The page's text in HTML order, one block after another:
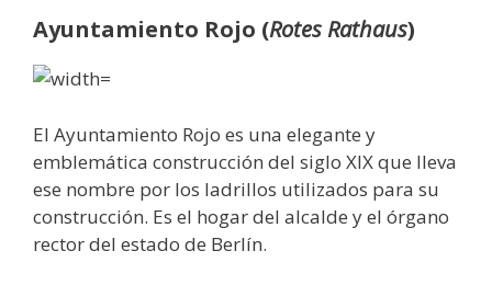
Ayuntamiento Rojo (Rotes Rathaus)
El Ayuntamiento Rojo es una elegante y
emblemática construcción del siglo XIX que lleva
ese nombre por los ladrillos utilizados para su
construcción. Es el hogar del alcalde y el órgano
rector del estado de Berlín.